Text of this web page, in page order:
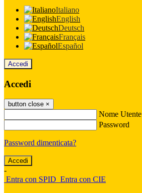
Italiano
English
Deutsch
Français
Español
Accedi
Accedi
button close ×
Nome Utente
Password
Password dimenticata?
-
Entra con SPID Entra con CIE